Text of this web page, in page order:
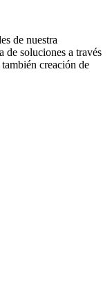
de nuestra
de soluciones a través
creación de